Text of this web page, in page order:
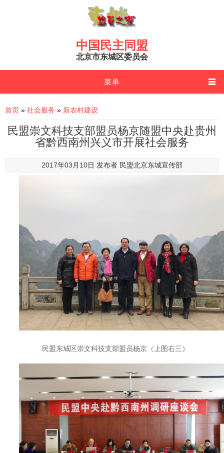
中国民主同盟
北京市东城区委员会
菜单
You are here
首页 » 社会服务 » 新农村建设
民盟崇文科技支部盟员杨京随盟中央赴贵州
省黔西南州兴义市开展社会服务
2017年03月10日 发布者 民盟北京东城宣传部
民盟东城区崇文科技支部盟员杨京（上图右三）